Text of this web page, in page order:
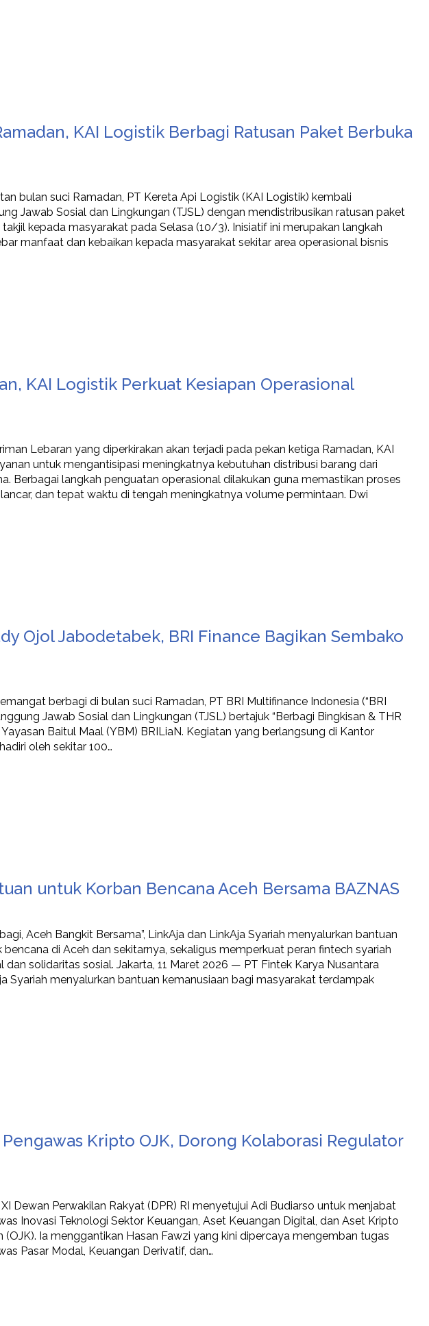
KAI Logistik Berbagi Ratusan Paket Berbuka
bulan suci Ramadan, PT Kereta Api Logistik (KAI Logistik) kembali
Jawab Sosial dan Lingkungan (TJSL) dengan mendistribusikan ratusan paket
kepada masyarakat pada Selasa (10/3). Inisiatif ini merupakan langkah
manfaat dan kebaikan kepada masyarakat sekitar area operasional bisnis
KAI Logistik Perkuat Kesiapan Operasional
Lebaran yang diperkirakan akan terjadi pada pekan ketiga Ramadan, KAI
untuk mengantisipasi meningkatnya kebutuhan distribusi barang dari
Berbagai langkah penguatan operasional dilakukan guna memastikan proses
dan tepat waktu di tengah meningkatnya volume permintaan. Dwi
Ojol Jabodetabek, BRI Finance Bagikan Sembako
berbagi di bulan suci Ramadan, PT BRI Multifinance Indonesia (“BRI
Jawab Sosial dan Lingkungan (TJSL) bertajuk “Berbagi Bingkisan & THR
Baitul Maal (YBM) BRILiaN. Kegiatan yang berlangsung di Kantor
oleh sekitar 100…
untuk Korban Bencana Aceh Bersama BAZNAS
Aceh Bangkit Bersama”, LinkAja dan LinkAja Syariah menyalurkan bantuan
di Aceh dan sekitarnya, sekaligus memperkuat peran fintech syariah
solidaritas sosial. Jakarta, 11 Maret 2026 — PT Fintek Karya Nusantara
Syariah menyalurkan bantuan kemanusiaan bagi masyarakat terdampak
Kripto OJK, Dorong Kolaborasi Regulator
Dewan Perwakilan Rakyat (DPR) RI menyetujui Adi Budiarso untuk menjabat
Inovasi Teknologi Sektor Keuangan, Aset Keuangan Digital, dan Aset Kripto
(OJK). Ia menggantikan Hasan Fawzi yang kini dipercaya mengemban tugas
Pasar Modal, Keuangan Derivatif, dan…